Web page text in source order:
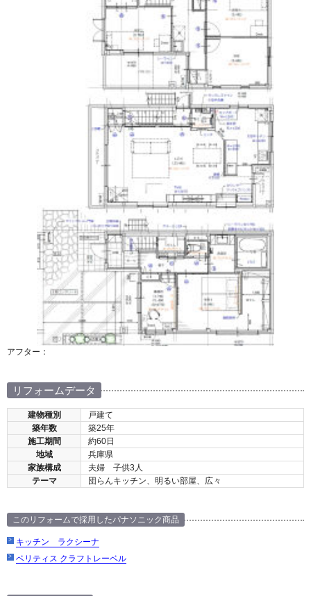
アフター：
リフォームデータ
建物種別
戸建て
築年数
築25年
施工期間
約60日
地域
兵庫県
家族構成
夫婦 子供3人
テーマ
団らんキッチン、明るい部屋、広々
このリフォームで採用したパナソニック商品
キッチン ラクシーナ
ベリティス クラフトレーベル